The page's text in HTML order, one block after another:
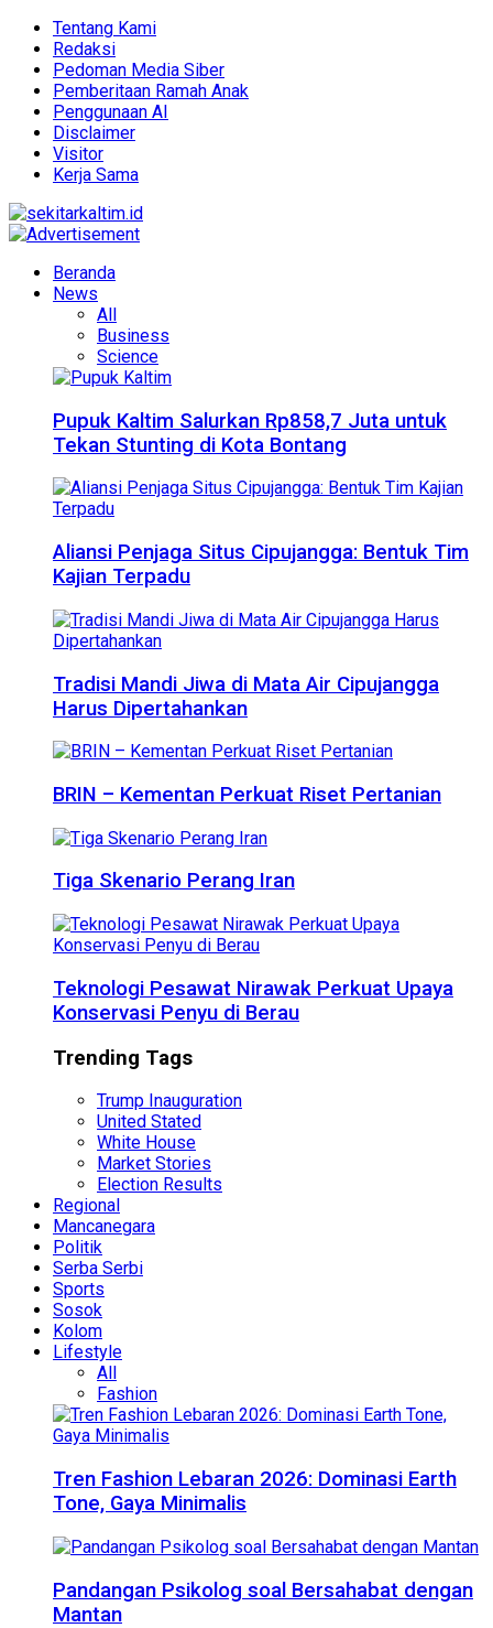
Tentang Kami
Redaksi
Pedoman Media Siber
Pemberitaan Ramah Anak
Penggunaan AI
Disclaimer
Visitor
Kerja Sama
Beranda
News
All
Business
Science
Pupuk Kaltim Salurkan Rp858,7 Juta untuk
Tekan Stunting di Kota Bontang
Aliansi Penjaga Situs Cipujangga: Bentuk Tim
Kajian Terpadu
Tradisi Mandi Jiwa di Mata Air Cipujangga
Harus Dipertahankan
BRIN – Kementan Perkuat Riset Pertanian
Tiga Skenario Perang Iran
Teknologi Pesawat Nirawak Perkuat Upaya
Konservasi Penyu di Berau
Trending Tags
Trump Inauguration
United Stated
White House
Market Stories
Election Results
Regional
Mancanegara
Politik
Serba Serbi
Sports
Sosok
Kolom
Lifestyle
All
Fashion
Tren Fashion Lebaran 2026: Dominasi Earth
Tone, Gaya Minimalis
Pandangan Psikolog soal Bersahabat dengan
Mantan